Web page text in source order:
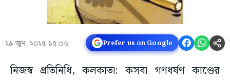
২৯ জুন, ২০২৫ ১৫:০৬ Prefer us on Google
নিজস্ব প্রতিনিধি, কলকাতা: কসবা গণধর্ষণ কাণ্ডের